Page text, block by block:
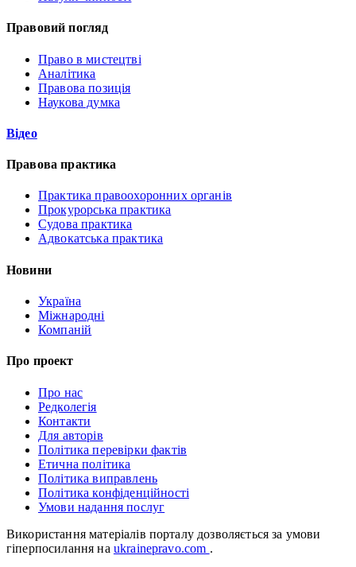
Правовий погляд
Право в мистецтві
Аналітика
Правова позиція
Наукова думка
Відео
Правова практика
Практика правоохоронних органів
Прокурорська практика
Судова практика
Адвокатська практика
Новини
Україна
Міжнародні
Компаній
Про проект
Про нас
Редколегія
Контакти
Для авторів
Політика перевірки фактів
Етична політика
Політика виправлень
Політика конфіденційності
Умови надання послуг
Використання матеріалів порталу дозволяється за умови
гіперпосилання на ukrainepravo.com .